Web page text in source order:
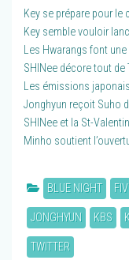
Key se prépare pour le
Key semble vouloir
Les Hwarangs font
SHINee décore tout de
Les émissions
Jonghyun reçoit Suho
SHINee et la St-Valentin
Minho soutient
BLUE NIGHT
JONGHYUN KBS
TWITTER